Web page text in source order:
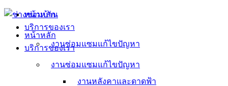
Skip
content
หน้าหลัก
บริการของเรา
งานซ่อมแซมแก้ไขปัญหา
งานหลังคาและดาดฟ้า
หน้าหลัก
บริการของเรา
งานซ่อมแซมแก้ไขปัญหา
งานหลังคาและดาดฟ้า
งานฝ้าและเพดาน